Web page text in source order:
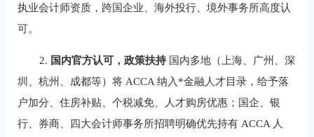
执业会计师资质，跨国企业、海外投行、境外事务所高度认
可。
2. 国内官方认可，政策扶持国内多地（上海、广州、深
圳、杭州、成都等）将 ACCA 纳入*金融人才目录，给予落
户加分、住房补贴、个税减免、人才购房优惠；国企、银
行、券商、四大会计师事务所招聘明确优先持有 ACCA 人